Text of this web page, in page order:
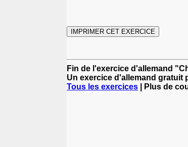
Fin de l'exercice d'allemand
Un exercice d'allemand gratuit
Tous les exercices | Plus de